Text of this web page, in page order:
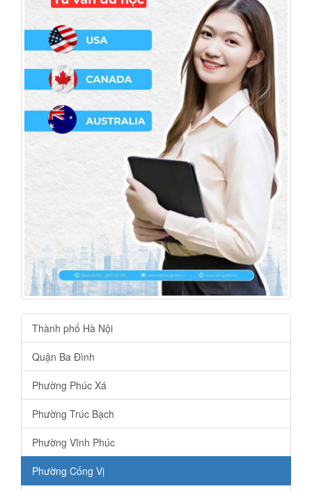
Thành phố Hà Nội
Quận Ba Đình
Phường Phúc Xá
Phường Trúc Bạch
Phường Vĩnh Phúc
Phường Cống Vị